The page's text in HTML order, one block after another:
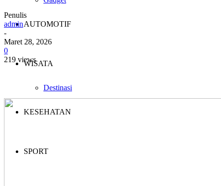
AUTOMOTIF
WISATA
Destinasi
KESEHATAN
SPORT
Penulis
admin
-
Maret 28, 2026
0
219 views